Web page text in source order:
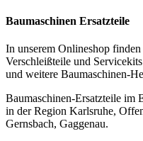
Baumaschinen Ersatzteile
In unserem Onlineshop
Verschleißteile und
und weitere Baumaschinen-
Baumaschinen-Ersatzteile im
in der Region Karlsruhe,
Gernsbach, Gaggenau.